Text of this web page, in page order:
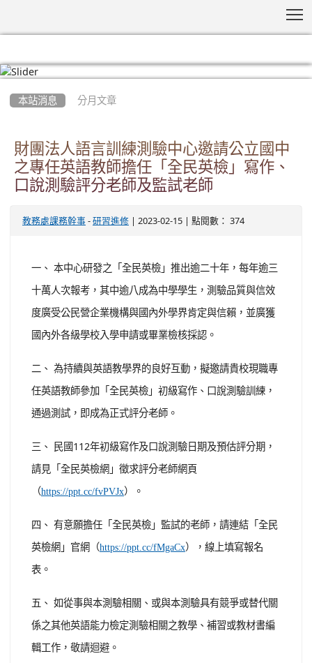
本站消息 分月文章
財團法人語言訓練測驗中心邀請公立國中
之專任英語教師擔任「全民英檢」寫作、
口說測驗評分老師及監試老師
教務處課務幹事 - 研習進修 | 2023-02-15 | 點閱數： 374
一、 本中心研發之「全民英檢」推出逾二十年，每年逾三
十萬人次報考，其中逾八成為中學學生，測驗品質與信效
度廣受公民營企業機構與國內外學界肯定與信賴，並廣獲
國內外各級學校入學申請或畢業檢核採認。
二、 為持續與英語教學界的良好互動，擬邀請貴校現職專
任英語教師參加「全民英檢」初級寫作、口說測驗訓練，
通過測試，即成為正式評分老師。
三、 民國112年初級寫作及口說測驗日期及預估評分期，
請見「全民英檢網」徵求評分老師網頁
（https://ppt.cc/fvPVJx）。
四、 有意願擔任「全民英檢」監試的老師，請連結「全民
英檢網」官網（https://ppt.cc/fMgaCx），線上填寫報名
表。
五、 如從事與本測驗相關、或與本測驗具有競爭或替代關
係之其他英語能力檢定測驗相關之教學、補習或教材書編
輯工作，敬請迴避。